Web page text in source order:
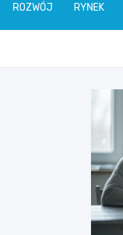
ROZWÓJ RYNEK